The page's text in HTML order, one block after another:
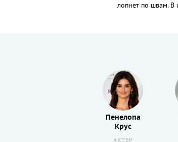
лопнет по швам. В
Пенелопа
Крус
АКТЕР